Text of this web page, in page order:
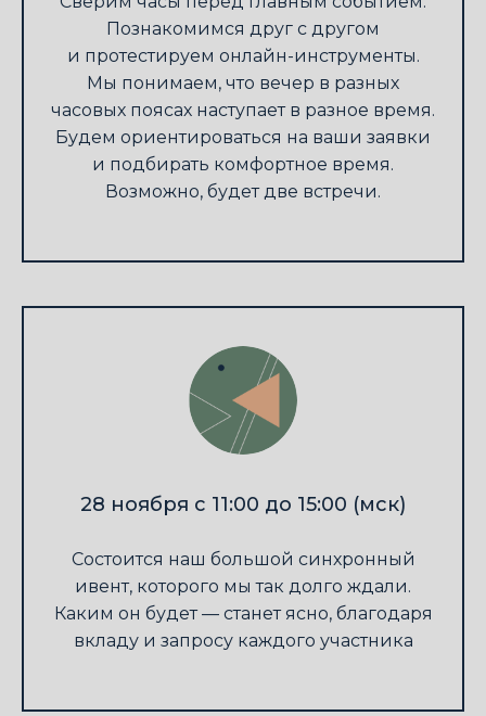
Познакомимся друг с другом
и протестируем онлайн-инструменты.
Мы понимаем, что вечер в разных
часовых поясах наступает в разное время.
Будем ориентироваться на ваши заявки
и подбирать комфортное время.
Возможно, будет две встречи.
28 ноября с 11:00 до 15:00 (мск)
Состоится наш большой синхронный
ивент, которого мы так долго ждали.
Каким он будет — станет ясно, благодаря
вкладу и запросу каждого участника